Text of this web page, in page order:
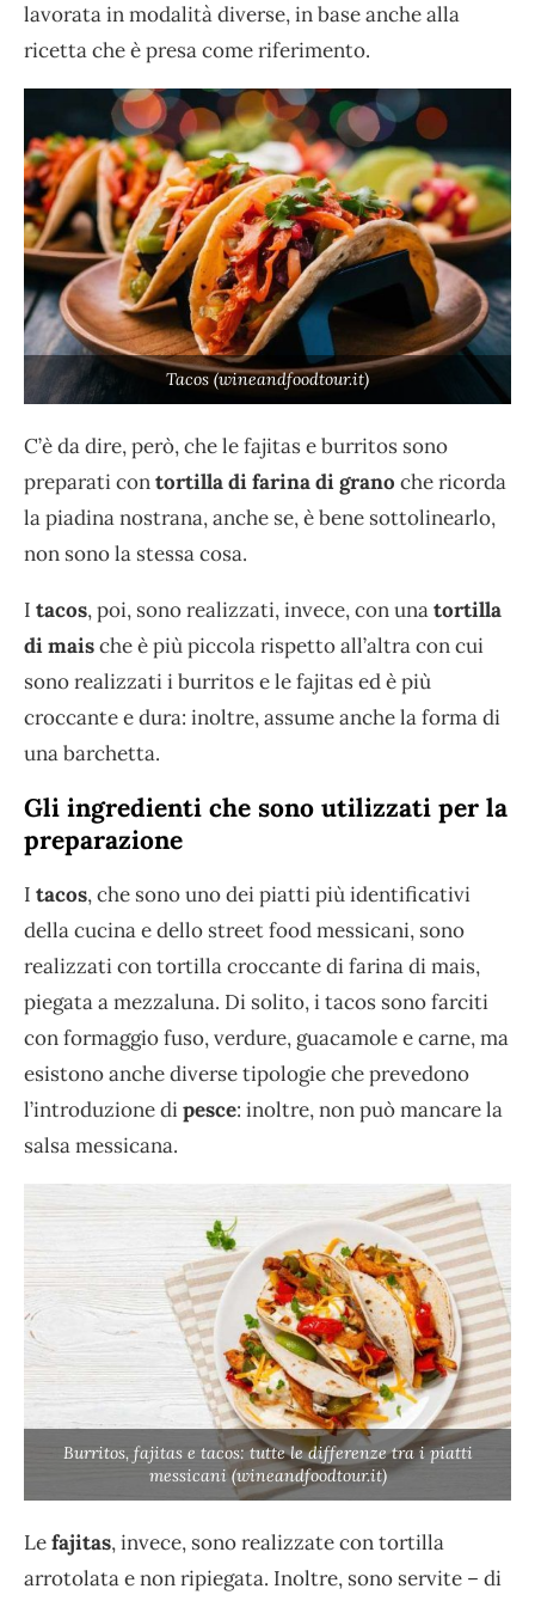
lavorata in modalità diverse, in base anche alla
ricetta che è presa come riferimento.
Tacos (wineandfoodtour.it)
C’è da dire, però, che le fajitas e burritos sono
preparati contortilla di farina di grano che ricorda
la piadina nostrana, anche se, è bene sottolinearlo,
non sono la stessa cosa.
I tacos, poi, sono realizzati, invece, con unatortilla
di maische è più piccola rispetto all’altra con cui
sono realizzati i burritos e le fajitas ed è più
croccante e dura: inoltre, assume anche la forma di
una barchetta.
Gli ingredienti che sono utilizzati per la
preparazione
I tacos, che sono uno dei piatti più identificativi
della cucina e dello street food messicani, sono
realizzati con tortilla croccante di farina di mais,
piegata a mezzaluna. Di solito, i tacos sono farciti
con formaggio fuso, verdure, guacamole e carne, ma
esistono anche diverse tipologie che prevedono
l’introduzione dipesce: inoltre, non può mancare la
salsa messicana.
Burritos, fajitas e tacos: tutte le differenze tra i piatti
messicani (wineandfoodtour.it)
Lefajitas, invece, sono realizzate con tortilla
arrotolata e non ripiegata. Inoltre, sono servite – di